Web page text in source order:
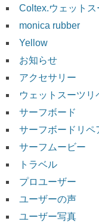
Coltex.ウェットス
monica rubber
Yellow
お知らせ
アクセサリー
ウェットスーツリ
サーフボード
サーフボードリペ
サーフムービー
トラベル
プロユーザー
ユーザーの声
ユーザー写真